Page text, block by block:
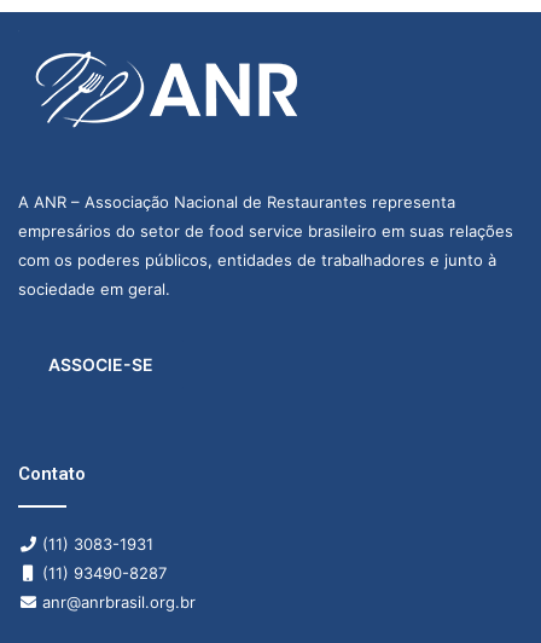
A ANR – Associação Nacional de Restaurantes representa
empresários do setor de food service brasileiro em suas relações
com os poderes públicos, entidades de trabalhadores e junto à
sociedade em geral.
ASSOCIE-SE
Contato
(11) 3083-1931
(11) 93490-8287
anr@anrbrasil.org.br